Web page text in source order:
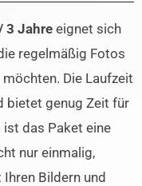
3 Jahreeignet sich
regelmäßig Fotos
Die Laufzeit
bietet genug Zeit für
ist das Paket eine
nur einmalig,
Bildern und